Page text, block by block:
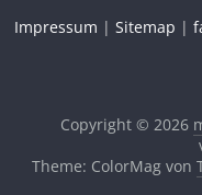
Impressum |Sitemap |
Copyright © 2026
Theme: ColorMag von